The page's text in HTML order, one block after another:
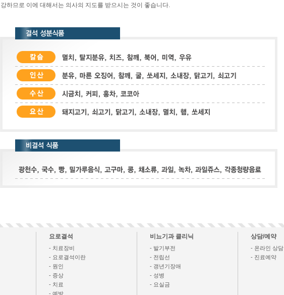
강하므로 이에 대해서는 의사의 지도를 받으시는 것이 좋습니다.
요로결석
- 치료장비
- 요로결석이란
- 원인
- 증상
- 치료
- 예방
비뇨기과 클리닉
- 발기부전
- 전립선
- 갱년기장애
- 성병
- 요실금
상담/예약
- 온라인 상담
- 진료예약